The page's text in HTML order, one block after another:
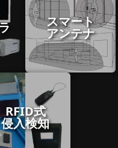
スマート
アンテナ
RFID式
侵入検知